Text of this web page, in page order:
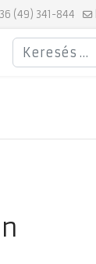
(49) 341-844
Keresés